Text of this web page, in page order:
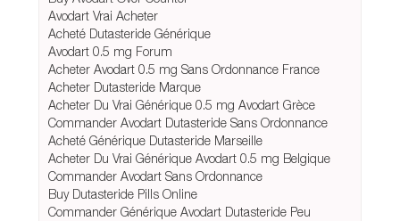
Avodart Vrai Acheter
Acheté Dutasteride Générique
Avodart 0.5 mg Forum
Acheter Avodart 0.5 mg Sans Ordonnance France
Acheter Dutasteride Marque
Acheter Du Vrai Générique 0.5 mg Avodart Grèce
Commander Avodart Dutasteride Sans Ordonnance
Acheté Générique Dutasteride Marseille
Acheter Du Vrai Générique Avodart 0.5 mg Belgique
Commander Avodart Sans Ordonnance
Buy Dutasteride Pills Online
Commander Générique Avodart Dutasteride Peu